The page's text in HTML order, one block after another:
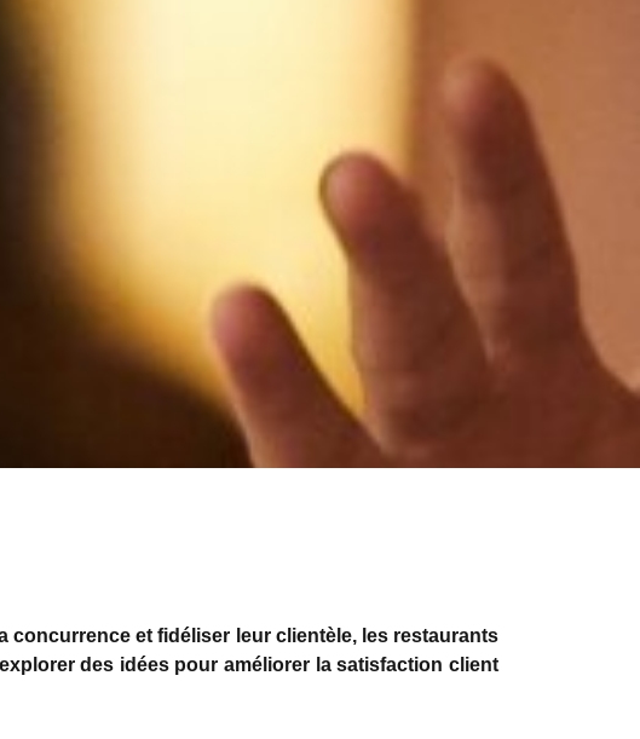
concurrence et fidéliser leur clientèle, les restaurants
des idées pour améliorer la satisfaction client